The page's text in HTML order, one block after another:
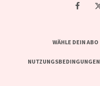
WÄHLE DEIN ABO
NUTZUNGSBEDINGUNGEN